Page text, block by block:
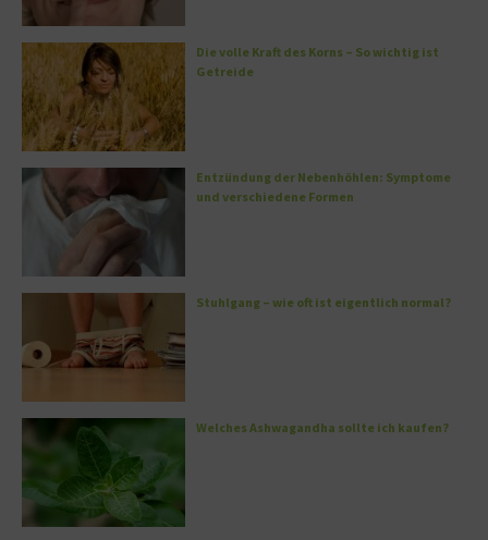
Die volle Kraft des Korns – So wichtig ist
Getreide
Entzündung der Nebenhöhlen: Symptome
und verschiedene Formen
Stuhlgang – wie oft ist eigentlich normal?
Welches Ashwagandha sollte ich kaufen?